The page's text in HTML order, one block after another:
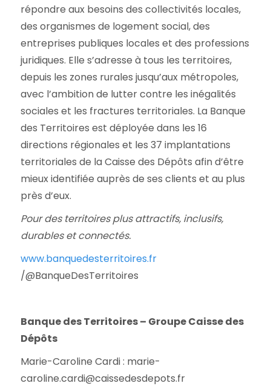
répondre aux besoins des collectivités locales,
des organismes de logement social, des
entreprises publiques locales et des professions
juridiques. Elle s’adresse à tous les territoires,
depuis les zones rurales jusqu’aux métropoles,
avec l’ambition de lutter contre les inégalités
sociales et les fractures territoriales. La Banque
des Territoires est déployée dans les 16
directions régionales et les 37 implantations
territoriales de la Caisse des Dépôts afin d’être
mieux identifiée auprès de ses clients et au plus
près d’eux.
Pour des territoires plus attractifs, inclusifs,
durables et connectés.
www.banquedesterritoires.fr
/@BanqueDesTerritoires
Banque des Territoires – Groupe Caisse des
Dépôts
Marie-Caroline Cardi : marie-
caroline.cardi@caissedesdepots.fr